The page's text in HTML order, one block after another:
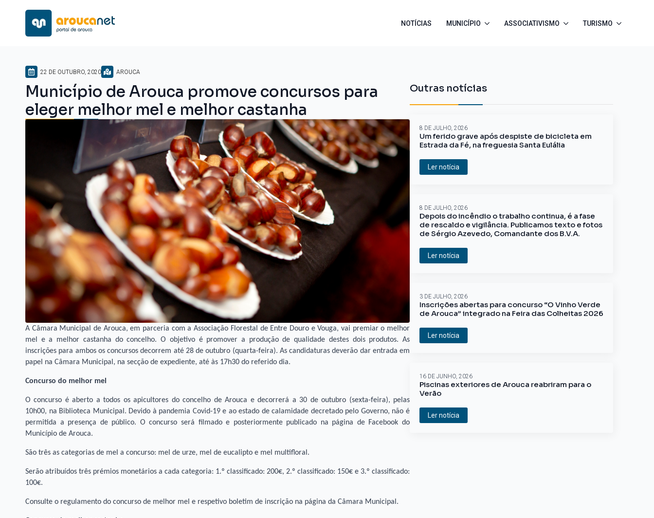
NOTÍCIAS MUNICÍPIO ASSOCIATIVISMO TURISMO
22 DE OUTUBRO, 2020 AROUCA
Município de Arouca promove concursos para
eleger melhor mel e melhor castanha
A Câmara Municipal de Arouca, em parceria com a Associação Florestal de Entre Douro e Vouga, vai premiar o melhor
mel e a melhor castanha do concelho. O objetivo é promover a produção de qualidade destes dois produtos. As
inscrições para ambos os concursos decorrem até 28 de outubro (quarta-feira). As candidaturas deverão dar entrada em
papel na Câmara Municipal, na secção de expediente, até às 17h30 do referido dia.
Concurso do melhor mel
O concurso é aberto a todos os apicultores do concelho de Arouca e decorrerá a 30 de outubro (sexta-feira), pelas
10h00, na Biblioteca Municipal. Devido à pandemia Covid-19 e ao estado de calamidade decretado pelo Governo, não é
permitida a presença de público. O concurso será filmado e posteriormente publicado na página de Facebook do
Município de Arouca.
São três as categorias de mel a concurso: mel de urze, mel de eucalipto e mel multifloral.
Serão atribuídos três prémios monetários a cada categoria: 1.º classificado: 200€, 2.º classificado: 150€ e 3.º classificado:
100€.
Consulte o regulamento do concurso de melhor mel e respetivo boletim de inscrição na página da Câmara Municipal.
Outras notícias
Um ferido grave após despiste de bicicleta em
Estrada da Fé, na freguesia Santa Eulália
8 DE JULHO, 2026
Ler notícia
Depois do incêndio o trabalho continua, é a fase
de rescaldo e vigilância. Publicamos texto e fotos
de Sérgio Azevedo, Comandante dos B.V.A.
8 DE JULHO, 2026
Ler notícia
Inscrições abertas para concurso “O Vinho Verde
de Arouca” integrado na Feira das Colheitas 2026
3 DE JULHO, 2026
Ler notícia
Piscinas exteriores de Arouca reabriram para o
Verão
16 DE JUNHO, 2026
Ler notícia